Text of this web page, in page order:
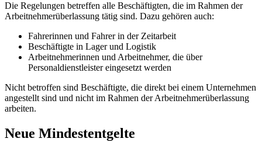
Die Regelungen betreffen alle Beschäftigten, die im Rahmen der
Arbeitnehmerüberlassung tätig sind. Dazu gehören auch:
Fahrerinnen und Fahrer in der Zeitarbeit
Beschäftigte in Lager und Logistik
Arbeitnehmerinnen und Arbeitnehmer, die über
Personaldienstleister eingesetzt werden
Nicht betroffen sind Beschäftigte, die direkt bei einem Unternehmen
angestellt sind und nicht im Rahmen der Arbeitnehmerüberlassung
arbeiten.
Neue Mindestentgelte